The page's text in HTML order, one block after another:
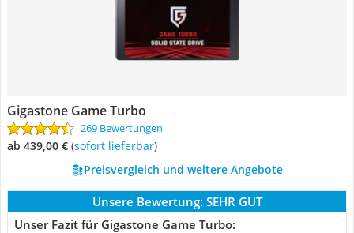
Gigastone Game Turbo
269 Bewertungen
ab 439,00 € ( Sofort lieferbar)
Preisvergleich und weitere Angebote
Unsere Bewertung: SEHR GUT
Unser Fazit für Gigastone Game Turbo: